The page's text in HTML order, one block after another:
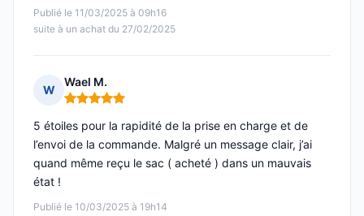
Publié le 11/03/2025 à 09h16
suite à un achat du 27/02/2025
W
Wael M.
Note : 5 sur 5
Publié le 10/03/2025 à 19h14
5 étoiles pour la rapidité de la prise en charge et de
l’envoi de la commande. Malgré un message clair, j’ai
quand même reçu le sac ( acheté ) dans un mauvais
état !